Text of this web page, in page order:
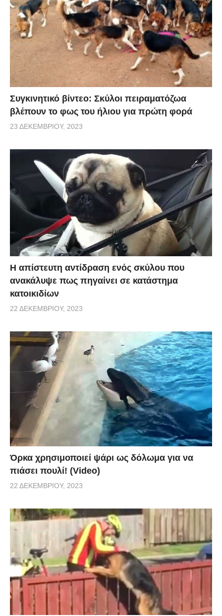
Συγκινητικό βίντεο: Σκύλοι πειραματόζωα
βλέπουν το φως του ήλιου για πρώτη φορά
23 ΔΕΚΕΜΒΡΊΟΥ, 2023
Η απίστευτη αντίδραση ενός σκύλου που
ανακάλυψε πως πηγαίνει σε κατάστημα
κατοικιδίων
22 ΔΕΚΕΜΒΡΊΟΥ, 2023
Όρκα χρησιμοποιεί ψάρι ως δόλωμα για να
πιάσει πουλί! (Video)
22 ΔΕΚΕΜΒΡΊΟΥ, 2023